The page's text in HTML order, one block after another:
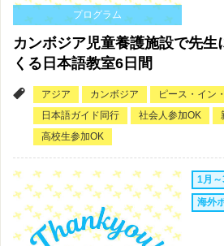
プログラム
カンボジア児童養護施設で先生
くる日本語教室6日間
アジア カンボジア
ピース・イン
日本語ガイド同行
社会人参加OK
高校生参加OK
1月
海外